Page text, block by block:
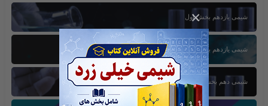
×
شیمی یازدهم بخش اول
شیمی یازدهم بخش سوم
شیمی دهم بخش اول